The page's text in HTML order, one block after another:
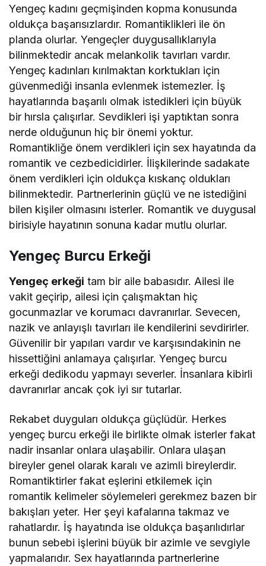
Yengeç kadını geçmişinden kopma konusunda
oldukça başarısızlardır. Romantiklikleri ile ön
planda olurlar. Yengeçler duygusallıklarıyla
bilinmektedir ancak melankolik tavırları vardır.
Yengeç kadınları kırılmaktan korktukları için
güvenmediği insanla evlenmek istemezler. İş
hayatlarında başarılı olmak istedikleri için büyük
bir hırsla çalışırlar. Sevdikleri işi yaptıktan sonra
nerde olduğunun hiç bir önemi yoktur.
Romantikliğe önem verdikleri için sex hayatında da
romantik ve cezbedicidirler. İlişkilerinde sadakate
önem verdikleri için oldukça kıskanç oldukları
bilinmektedir. Partnerlerinin güçlü ve ne istediğini
bilen kişiler olmasını isterler. Romantik ve duygusal
birisiyle hayatının sonuna kadar mutlu olurlar.
Yengeç Burcu Erkeği
Yengeç erkeği tam bir aile babasıdır. Ailesi ile
vakit geçirip, ailesi için çalışmaktan hiç
gocunmazlar ve korumacı davranırlar. Sevecen,
nazik ve anlayışlı tavırları ile kendilerini sevdirirler.
Güvenilir bir yapıları vardır ve karşısındakinin ne
hissettiğini anlamaya çalışırlar. Yengeç burcu
erkeği dedikodu yapmayı severler. İnsanlara kibirli
davranırlar ancak çok iyi sır tutarlar.
Rekabet duyguları oldukça güçlüdür. Herkes
yengeç burcu erkeği ile birlikte olmak isterler fakat
nadir insanlar onlara ulaşabilir. Onlara ulaşan
bireyler genel olarak karalı ve azimli bireylerdir.
Romantiktirler fakat eşlerini etkilemek için
romantik kelimeler söylemeleri gerekmez bazen bir
bakışları yeter. Her şeyi kafalarına takmaz ve
rahatlardır. İş hayatında ise oldukça başarılıdırlar
bunun sebebi işlerini büyük bir azimle ve sevgiyle
yapmalarıdır. Sex hayatlarında partnerlerine